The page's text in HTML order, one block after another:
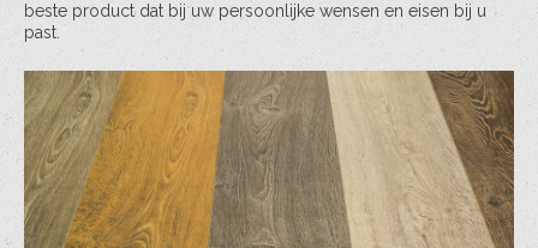
beste product dat bij uw persoonlijke wensen en eisen bij u
past.